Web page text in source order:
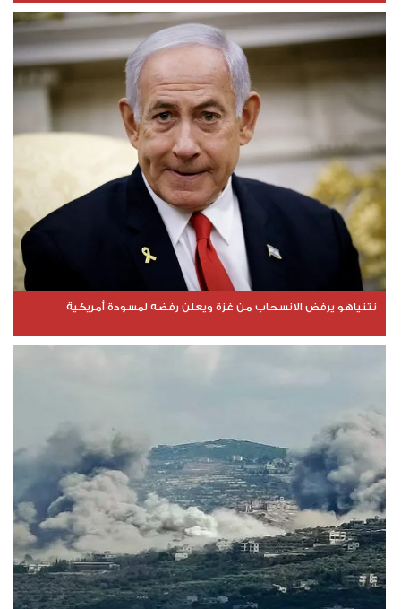
نتنياهو يرفض الانسحاب من غزة ويعلن رفضه لمسودة أمريكية